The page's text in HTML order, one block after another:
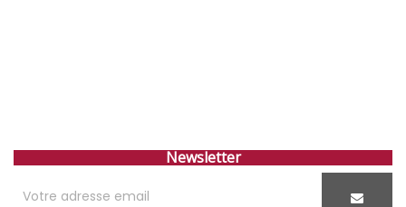
Newsletter